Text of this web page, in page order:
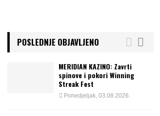
POSLEDNJE OBJAVLJENO
MERIDIAN KAZINO: Zavrti
spinove i pokori Winning
Streak Fest
Ponedjeljak, 03.08.2026.